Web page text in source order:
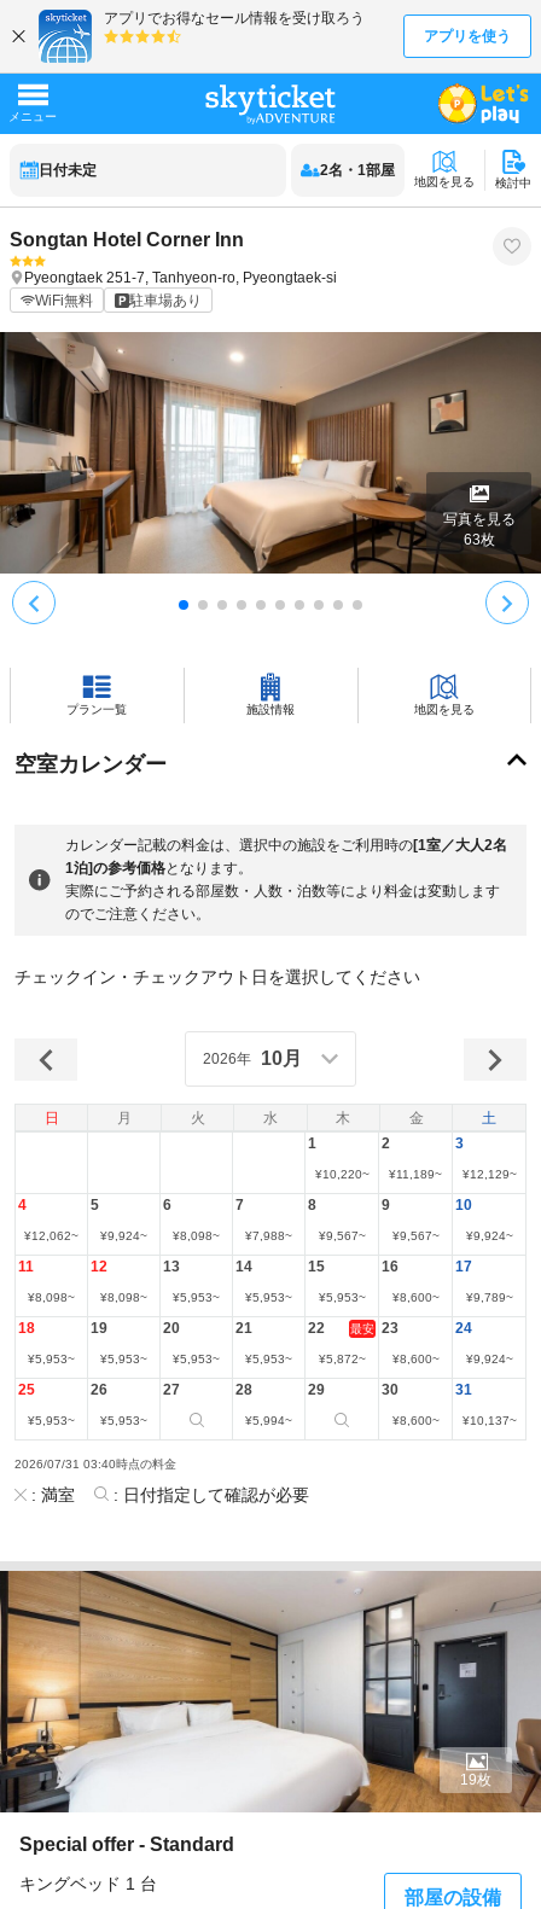
日付未定 2名 ・ 1部屋
地図を見る 検討中
Songtan Hotel Corner Inn
Pyeongtaek 251-7, Tanhyeon-ro, Pyeongtaek-si
WiFi無料
駐車場あり
写真を見る
63枚
プラン一覧 施設情報 地図を見る
空室カレンダー
カレンダー記載の料金は、選択中の施設をご利用時の[1室／大人2名
1泊]の参考価格となります。
実際にご予約される部屋数・人数・泊数等により料金は変動します
のでご注意ください。
チェックイン・チェックアウト日を選択してください
日 月 火 水 木 金 土
2026年 10月
1
¥10,220~
2
¥11,189~
3
¥12,129~
4
¥12,062~
5
¥9,924~
6
¥8,098~
7
¥7,988~
8
¥9,567~
9
¥9,567~
10
¥9,924~
11
¥8,098~
12
¥8,098~
13
¥5,953~
14
¥5,953~
15
¥5,953~
16
¥8,600~
17
¥9,789~
18
¥5,953~
19
¥5,953~
20
¥5,953~
21
¥5,953~
22 最安
¥5,872~
23
¥8,600~
24
¥9,924~
25
¥5,953~
26
¥5,953~
27 28
¥5,994~
29 30
¥8,600~
31
¥10,137~
2026/07/31 03:40時点の料金
: 満室 : 日付指定して確認が必要
Special offer - Standard
キングベッド 1 台
部屋の設備
19枚